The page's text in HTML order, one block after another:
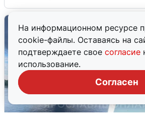
На информационном ресурсе
cookie-файлы. Оставаясь на
подтверждаете свое согласие
использование.
Согласен